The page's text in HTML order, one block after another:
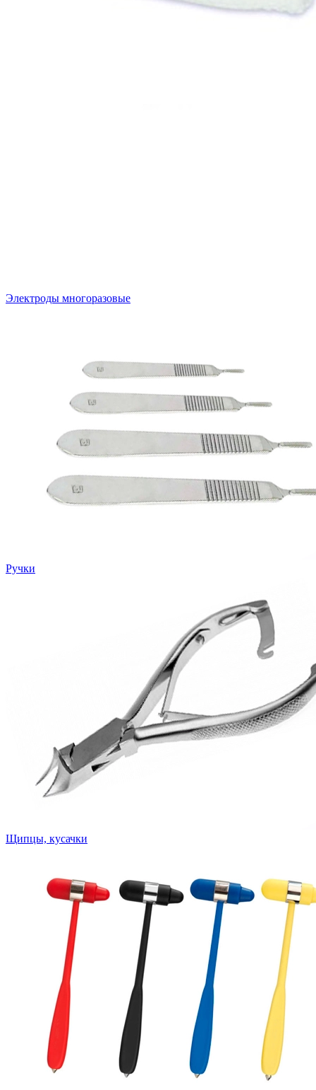
Электроды многоразовые
Ручки
Щипцы, кусачки